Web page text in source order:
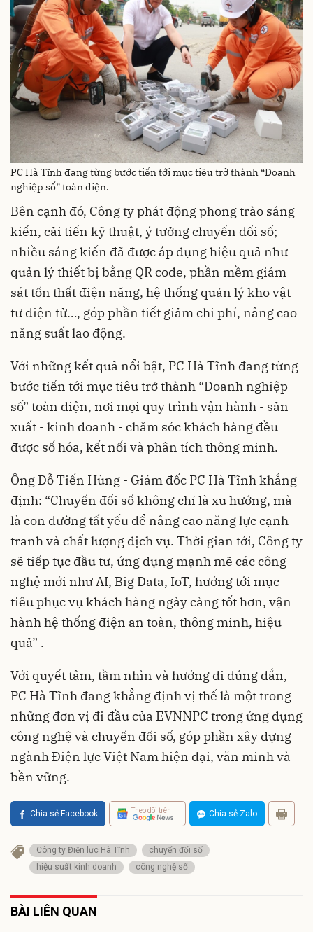
PC Hà Tĩnh đang từng bước tiến tới mục tiêu trở thành “Doanh
nghiệp số” toàn diện.
Bên cạnh đó, Công ty phát động phong trào sáng
kiến, cải tiến kỹ thuật, ý tưởng chuyển đổi số;
nhiều sáng kiến đã được áp dụng hiệu quả như
quản lý thiết bị bằng QR code, phần mềm giám
sát tổn thất điện năng, hệ thống quản lý kho vật
tư điện tử…, góp phần tiết giảm chi phí, nâng cao
năng suất lao động.
Với những kết quả nổi bật, PC Hà Tĩnh đang từng
bước tiến tới mục tiêu trở thành “Doanh nghiệp
số” toàn diện, nơi mọi quy trình vận hành - sản
xuất - kinh doanh - chăm sóc khách hàng đều
được số hóa, kết nối và phân tích thông minh.
Ông Đỗ Tiến Hùng - Giám đốc PC Hà Tĩnh khẳng
định: “Chuyển đổi số không chỉ là xu hướng, mà
là con đường tất yếu để nâng cao năng lực cạnh
tranh và chất lượng dịch vụ. Thời gian tới, Công ty
sẽ tiếp tục đầu tư, ứng dụng mạnh mẽ các công
nghệ mới như AI, Big Data, IoT, hướng tới mục
tiêu phục vụ khách hàng ngày càng tốt hơn, vận
hành hệ thống điện an toàn, thông minh, hiệu
quả” .
Với quyết tâm, tầm nhìn và hướng đi đúng đắn,
PC Hà Tĩnh đang khẳng định vị thế là một trong
những đơn vị đi đầu của EVNNPC trong ứng dụng
công nghệ và chuyển đổi số, góp phần xây dựng
ngành Điện lực Việt Nam hiện đại, văn minh và
bền vững.
Chia sẻ Facebook Theo dõi trên Chia sẻ Zalo
Công ty Điện lực Hà Tĩnh
chuyển đổi số
hiệu suất kinh doanh
công nghệ số
BÀI LIÊN QUAN